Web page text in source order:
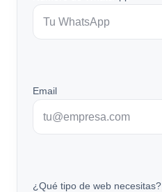
Email
¿Qué tipo de web necesitas?